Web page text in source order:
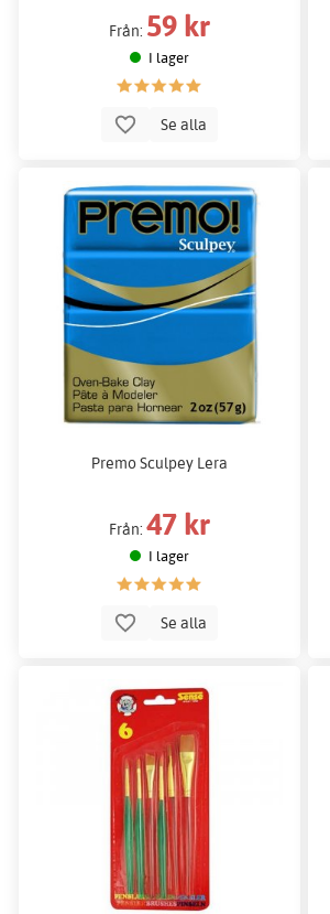
Från: 59 kr
I lager
Se alla
Premo Sculpey Lera
Från: 47 kr
I lager
Se alla